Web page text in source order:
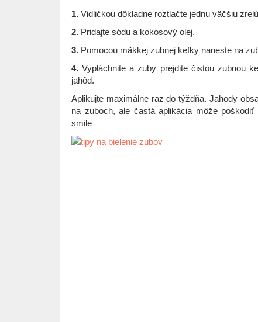
1. Vidličkou dôkladne roztlačte jednu väčšiu
2. Pridajte sódu a kokosový olej.
3. Pomocou mäkkej zubnej kefky naneste na
4.Vypláchnite a zuby prejdite čistou zubnou
jahôd.
Aplikujte maximálne raz do týždňa. Jahody
na zuboch, ale častá aplikácia môže
smile